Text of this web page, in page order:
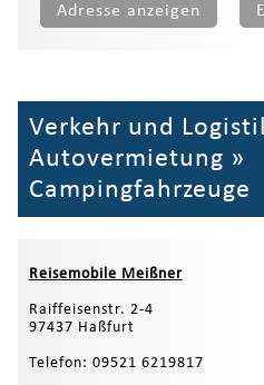
Adresse anzeigen
Verkehr und
Autovermietung »
Campingfahrzeuge
Reisemobile Meißner
Raiffeisenstr. 2-4
97437 Haßfurt
Telefon: 09521 6219817